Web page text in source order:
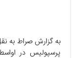
به گزارش صراط به نقل
پرسپولیس در